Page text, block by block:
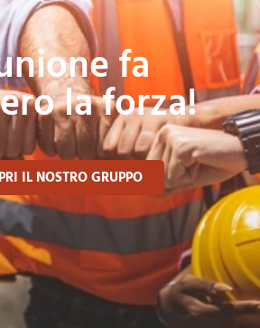
fa
la forza!
IL NOSTRO GRUPPO